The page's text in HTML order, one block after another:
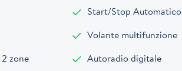
Start/Stop Automatico
Volante multifunzione
zone
Autoradio digitale